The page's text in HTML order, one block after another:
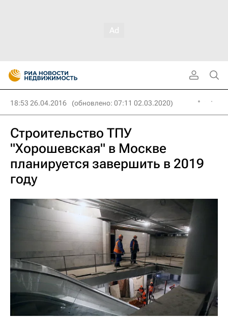
18:53 26.04.2016 (обновлено: 07:11 02.03.2020)
Строительство ТПУ
"Хорошевская" в Москве
планируется завершить в 2019
году